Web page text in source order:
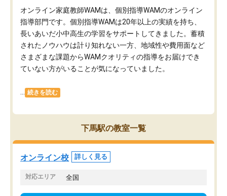
オンライン家庭教師WAMは、個別指導WAMのオンライン
指導部門です。個別指導WAMは20年以上の実績を持ち、
長いあいだ小中高生の学習をサポートしてきました。蓄積
されたノウハウは計り知れない一方、地域性や費用面など
さまざまな課題からWAMクオリティの指導をお届けでき
ていない方がいることが気になっていました。
続きを読む
下馬駅の教室一覧
オンライン校 詳しく見る
対応エリア 全国